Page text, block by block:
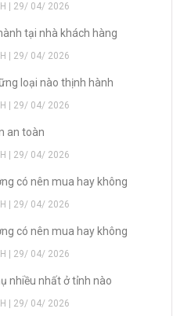
| 29/ 04/ 2026
tại nhà khách hàng
| 29/ 04/ 2026
loại nào thịnh hành
| 29/ 04/ 2026
an toàn
| 29/ 04/ 2026
có nên mua hay không
| 29/ 04/ 2026
có nên mua hay không
| 29/ 04/ 2026
nhiều nhất ở tỉnh nào
| 29/ 04/ 2026